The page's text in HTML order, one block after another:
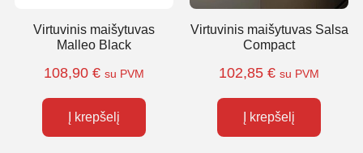
Virtuvinis maišytuvas
Malleo Black
108,90 € su PVM
Į krepšelį
Virtuvinis maišytuvas Salsa
Compact
102,85 € su PVM
Į krepšelį